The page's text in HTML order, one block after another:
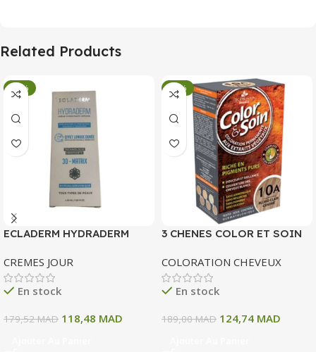
Related Products
-34%
ECLADERM HYDRADERM
INTENSE 72H 50 ML
CREMES JOUR
En stock
179,52MAD 118,48 MAD
-34%
3 CHENES COLOR ET SOIN
10 A BLOND CLAIR CENDRE
135 ML
COLORATION CHEVEUX
En stock
189,00MAD 124,74 MAD